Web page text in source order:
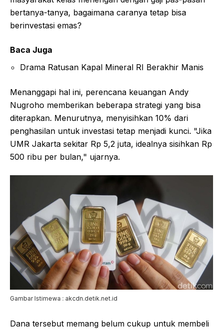
bertanya-tanya, bagaimana caranya tetap bisa
berinvestasi emas?
Baca Juga
Drama Ratusan Kapal Mineral RI Berakhir Manis
Menanggapi hal ini, perencana keuangan Andy
Nugroho memberikan beberapa strategi yang bisa
diterapkan. Menurutnya, menyisihkan 10% dari
penghasilan untuk investasi tetap menjadi kunci. "Jika
UMR Jakarta sekitar Rp 5,2 juta, idealnya sisihkan Rp
500 ribu per bulan," ujarnya.
Gambar Istimewa : akcdn.detik.net.id
Dana tersebut memang belum cukup untuk membeli